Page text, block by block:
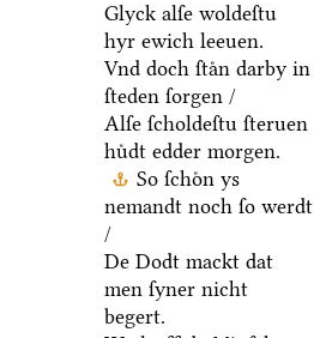
Glyck alſe woldeſtu
hyr ewich leeuen.
Vnd doch ſtaͤn darby in
ſteden ſorgen /
Alſe ſcholdeſtu ſteruen
huͤdt edder morgen.
So ſchoͤn ys
nemandt noch ſo werdt
/
De Dodt mackt dat
men ſyner nicht
begert.